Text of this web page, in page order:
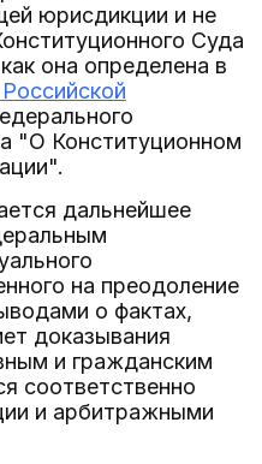
юрисдикции и не
Суда
она определена в
"О Конституционном
дальнейшее
на преодоление
о фактах,
доказывания
и гражданским
соответственно
и арбитражными